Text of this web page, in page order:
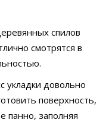
спилов
смотрятся в
укладки довольно
поверхность,
панно, заполняя